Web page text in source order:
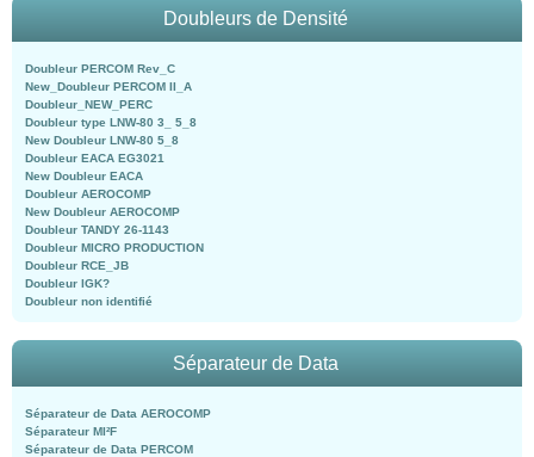
Doubleurs de Densité
Doubleur PERCOM Rev_C
New_Doubleur PERCOM II_A
Doubleur_NEW_PERC
Doubleur type LNW-80 3_ 5_8
New Doubleur LNW-80 5_8
Doubleur EACA EG3021
New Doubleur EACA
Doubleur AEROCOMP
New Doubleur AEROCOMP
Doubleur TANDY 26-1143
Doubleur MICRO PRODUCTION
Doubleur RCE_JB
Doubleur IGK?
Doubleur non identifié
Séparateur de Data
Séparateur de Data AEROCOMP
Séparateur MI²F
Séparateur de Data PERCOM